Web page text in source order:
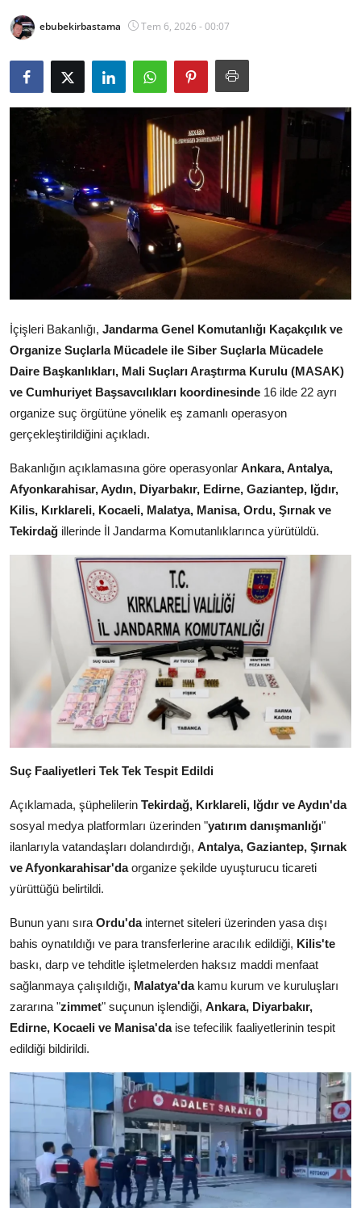
Resmi Reklamlar
ebubekirbastama Tem 6, 2026 - 00:07
İçişleri Bakanlığı, Jandarma Genel Komutanlığı Kaçakçılık ve
Organize Suçlarla Mücadele ile Siber Suçlarla Mücadele
Daire Başkanlıkları, Mali Suçları Araştırma Kurulu (MASAK)
ve Cumhuriyet Başsavcılıkları koordinesinde 16 ilde 22 ayrı
organize suç örgütüne yönelik eş zamanlı operasyon
gerçekleştirildiğini açıkladı.
Bakanlığın açıklamasına göre operasyonlar Ankara, Antalya,
Afyonkarahisar, Aydın, Diyarbakır, Edirne, Gaziantep, Iğdır,
Kilis, Kırklareli, Kocaeli, Malatya, Manisa, Ordu, Şırnak ve
Tekirdağ illerinde İl Jandarma Komutanlıklarınca yürütüldü.
Suç Faaliyetleri Tek Tek Tespit Edildi
Açıklamada, şüphelilerin Tekirdağ, Kırklareli, Iğdır ve Aydın'da
sosyal medya platformları üzerinden "yatırım danışmanlığı"
ilanlarıyla vatandaşları dolandırdığı, Antalya, Gaziantep, Şırnak
ve Afyonkarahisar'daorganize şekilde uyuşturucu ticareti
yürüttüğü belirtildi.
Bunun yanı sıra Ordu'dainternet siteleri üzerinden yasa dışı
bahis oynatıldığı ve para transferlerine aracılık edildiği, Kilis'te
baskı, darp ve tehditle işletmelerden haksız maddi menfaat
sağlanmaya çalışıldığı, Malatya'dakamu kurum ve kuruluşları
zararına "zimmet" suçunun işlendiği, Ankara, Diyarbakır,
Edirne, Kocaeli ve Manisa'daise tefecilik faaliyetlerinin tespit
edildiği bildirildi.